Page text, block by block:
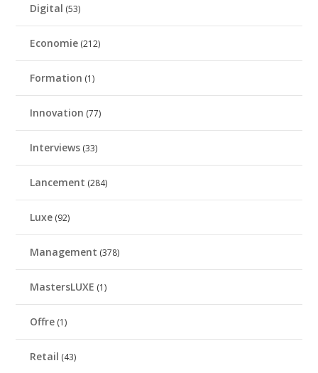
Digital (53)
Economie (212)
Formation (1)
Innovation (77)
Interviews (33)
Lancement (284)
Luxe (92)
Management (378)
MastersLUXE (1)
Offre (1)
Retail (43)